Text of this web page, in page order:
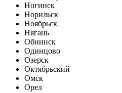
Ногинск
Норильск
Ноябрьск
Нягань
Обнинск
Одинцово
Озерск
Октябрьский
Омск
Орел